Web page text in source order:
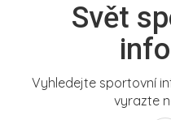
Svět
Vyhledejte sportovní
vyrazte